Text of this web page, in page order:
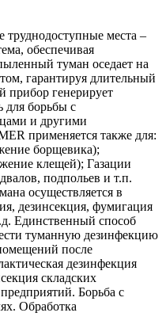
места –
обеспечивая
туман оседает на
гарантируя длительный
прибор генерирует
для борьбы с
и другими
применяется также для:
борщевика);
клещей); Газации
подпольев и т.п.
осуществляется в
дезинсекция, фумигация
Единственный способ
туманную дезинфекцию
после
дезинфекция
складских
Борьба с
Обработка